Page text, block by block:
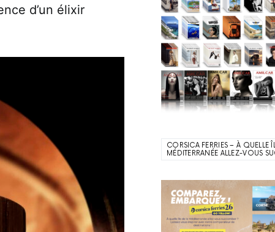
d’un élixir
CORSICA FERRIES – À QUELLE
MÉDITERRANÉE ALLEZ-VOUS